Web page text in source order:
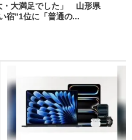
・大満足でした」 山形県
宿”1位に「普通の...